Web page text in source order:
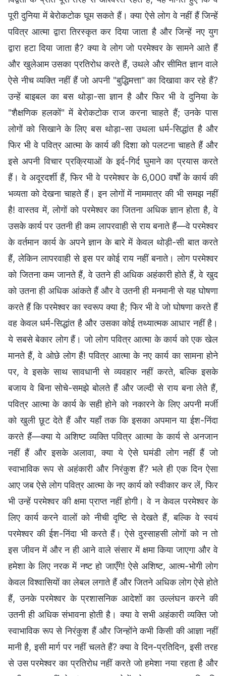
पूरी दुनिया में बेरोकटोक घूम सकते हैं। क्या ऐसे लोग वे नहीं हैं जिन्हें
पवित्र आत्मा द्वारा तिरस्कृत कर दिया जाता है और जिन्हें नए युग
द्वारा हटा दिया जाता है? क्या वे लोग जो परमेश्वर के सामने आते हैं
और खुलेआम उसका प्रतिरोध करते हैं, उथले और सीमित ज्ञान वाले
ऐसे नीच व्यक्ति नहीं हैं जो अपनी "बुद्धिमत्ता" का दिखावा कर रहे हैं?
उन्हें बाइबल का बस थोड़ा-सा ज्ञान है और फिर भी वे दुनिया के
"शैक्षणिक हलकों" में बेरोकटोक राज करना चाहते हैं; उनके पास
लोगों को सिखाने के लिए बस थोड़ा-सा उथला धर्म-सिद्धांत है और
फिर भी वे पवित्र आत्मा के कार्य की दिशा को पलटना चाहते हैं और
इसे अपनी विचार प्रक्रियाओं के इर्द-गिर्द घुमाने का प्रयास करते
हैं। वे अदूरदर्शी हैं, फिर भी वे परमेश्वर के 6,000 वर्षों के कार्य की
भव्यता को देखना चाहते हैं। इन लोगों में नाममात्र की भी समझ नहीं
है! वास्तव में, लोगों को परमेश्वर का जितना अधिक ज्ञान होता है, वे
उसके कार्य पर उतनी ही कम लापरवाही से राय बनाते हैं—वे परमेश्वर
के वर्तमान कार्य के अपने ज्ञान के बारे में केवल थोड़ी-सी बात करते
हैं, लेकिन लापरवाही से इस पर कोई राय नहीं बनाते। लोग परमेश्वर
को जितना कम जानते हैं, वे उतने ही अधिक अहंकारी होते हैं, वे खुद
को उतना ही अधिक आंकते हैं और वे उतनी ही मनमानी से यह घोषणा
करते हैं कि परमेश्वर का स्वरूप क्या है; फिर भी वे जो घोषणा करते हैं
वह केवल धर्म-सिद्धांत है और उसका कोई तथ्यात्मक आधार नहीं है।
ये सबसे बेकार लोग हैं। जो लोग पवित्र आत्मा के कार्य को एक खेल
मानते हैं, वे ओछे लोग हैं! पवित्र आत्मा के नए कार्य का सामना होने
पर, वे इसके साथ सावधानी से व्यवहार नहीं करते, बल्कि इसके
बजाय वे बिना सोचे-समझे बोलते हैं और जल्दी से राय बना लेते हैं,
पवित्र आत्मा के कार्य के सही होने को नकारने के लिए अपनी मर्जी
को खुली छूट देते हैं और यहाँ तक कि इसका अपमान या ईश-निंदा
करते हैं—क्या ये अशिष्ट व्यक्ति पवित्र आत्मा के कार्य से अनजान
नहीं हैं और इसके अलावा, क्या ये ऐसे घमंडी लोग नहीं हैं जो
स्वाभाविक रूप से अहंकारी और निरंकुश हैं? भले ही एक दिन ऐसा
आए जब ऐसे लोग पवित्र आत्मा के नए कार्य को स्वीकार कर लें, फिर
भी उन्हें परमेश्वर की क्षमा प्राप्त नहीं होगी। वे न केवल परमेश्वर के
लिए कार्य करने वालों को नीची दृष्टि से देखते हैं, बल्कि वे स्वयं
परमेश्वर की ईश-निंदा भी करते हैं। ऐसे दुस्साहसी लोगों को न तो
इस जीवन में और न ही आने वाले संसार में क्षमा किया जाएगा और वे
हमेशा के लिए नरक में नष्ट हो जाएँगे! ऐसे अशिष्ट, आत्म-भोगी लोग
केवल विश्वासियों का लेबल लगाते हैं और जितने अधिक लोग ऐसे होते
हैं, उनके परमेश्वर के प्रशासनिक आदेशों का उल्लंघन करने की
उतनी ही अधिक संभावना होती है। क्या वे सभी अहंकारी व्यक्ति जो
स्वाभाविक रूप से निरंकुश हैं और जिन्होंने कभी किसी की आज्ञा नहीं
मानी है, इसी मार्ग पर नहीं चलते हैं? क्या वे दिन-प्रतिदिन, इसी तरह
से उस परमेश्वर का प्रतिरोध नहीं करते जो हमेशा नया रहता है और